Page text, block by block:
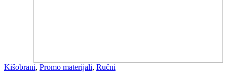
Kišobrani, Promo materijali, Ručni